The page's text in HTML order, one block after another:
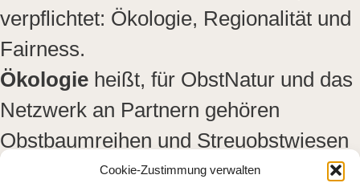
Cookie-Zustimmung verwalten
verpflichtet: Ökologie, Regionalität und
Fairness.
Ökologie heißt, für ObstNatur und das
Netzwerk an Partnern gehören
Obstbaumreihen und Streuobstwiesen
zu einer strukturreichen